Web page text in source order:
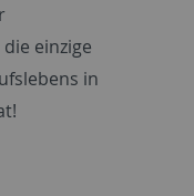
einzige
in